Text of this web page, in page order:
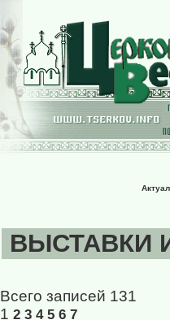
ВЫСТАВКИ
Всего записей 131
1 2 3 4 5 6 7